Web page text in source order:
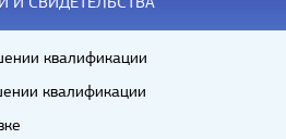
квалификации
квалификации